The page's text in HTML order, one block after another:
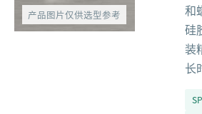
产品图片仅供选型参考
和
硅
装
长